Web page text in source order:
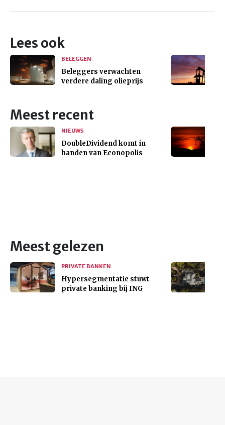
Lees ook
BELEGGEN
Beleggers verwachten
verdere daling olieprijs
Meest recent
NIEUWS
DoubleDividend komt in
handen van Econopolis
Meest gelezen
PRIVATE BANKEN
Hypersegmentatie stuwt
private banking bij ING